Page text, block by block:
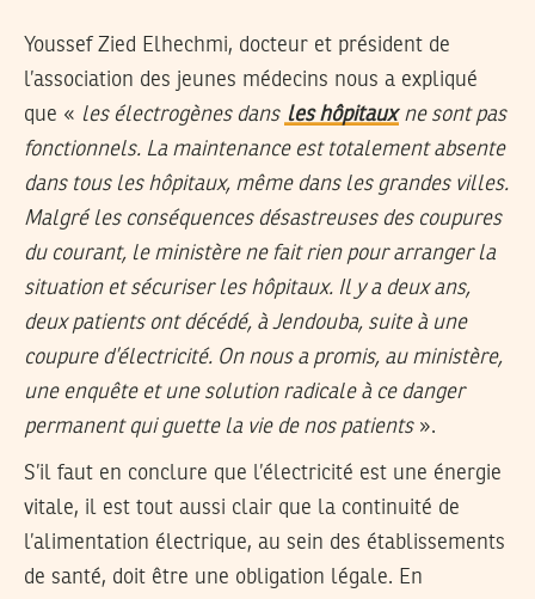
Youssef Zied Elhechmi, docteur et président de
l’association des jeunes médecins nous a expliqué
que « les électrogènes dans les hôpitauxne sont pas
fonctionnels. La maintenance est totalement absente
dans tous les hôpitaux, même dans les grandes villes.
Malgré les conséquences désastreuses des coupures
du courant, le ministère ne fait rien pour arranger la
situation et sécuriser les hôpitaux. Il y a deux ans,
deux patients ont décédé, à Jendouba, suite à une
coupure d’électricité. On nous a promis, au ministère,
une enquête et une solution radicale à ce danger
permanent qui guette la vie de nos patients».
S’il faut en conclure que l’électricité est une énergie
vitale, il est tout aussi clair que la continuité de
l’alimentation électrique, au sein des établissements
de santé, doit être une obligation légale. En